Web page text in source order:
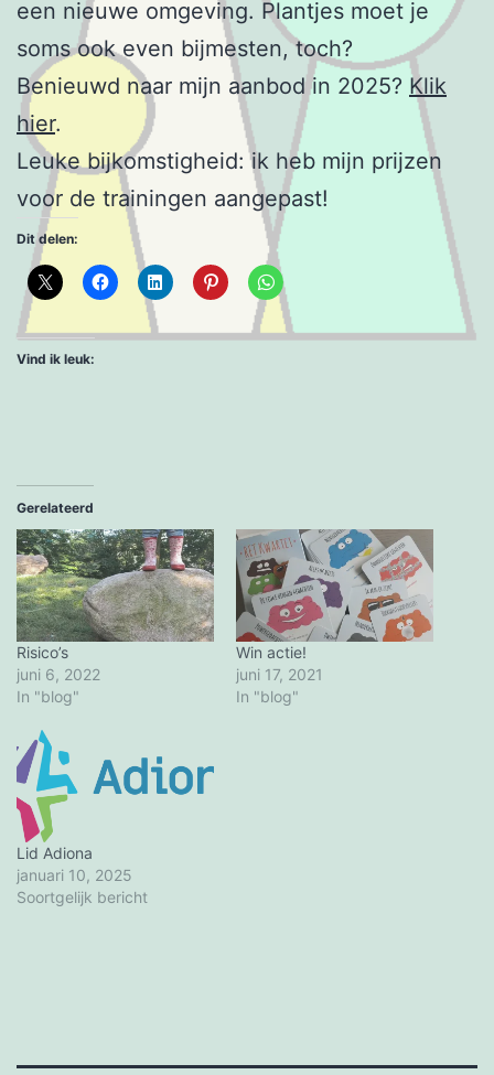
een nieuwe omgeving. Plantjes moet je
soms ook even bijmesten, toch?
Benieuwd naar mijn aanbod in 2025? Klik
hier.
Leuke bijkomstigheid: ik heb mijn prijzen
voor de trainingen aangepast!
Dit delen:
Vind ik leuk:
Gerelateerd
Risico’s
juni 6, 2022
In "blog"
Win actie!
juni 17, 2021
In "blog"
Lid Adiona
januari 10, 2025
Soortgelijk bericht